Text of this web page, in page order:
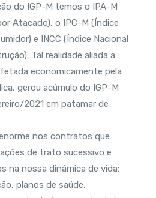
do IGP-M temos o IPA-M
Atacado), o IPC-M (Índice
e INCC (Índice Nacional
Tal realidade aliada a
economicamente pela
gerou acúmulo do IGP-M
2021 em patamar de
nos contratos que
de trato sucessivo e
na nossa dinâmica de vida:
planos de saúde,